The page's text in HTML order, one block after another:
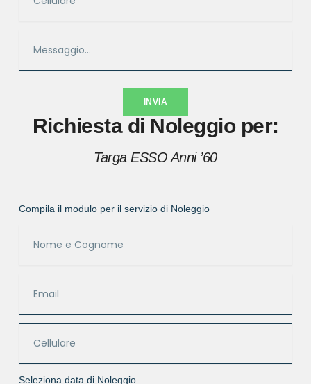
INVIA
Richiesta di Noleggio per:
Targa ESSO Anni ’60
Compila il modulo per il servizio di Noleggio
Seleziona data di Noleggio